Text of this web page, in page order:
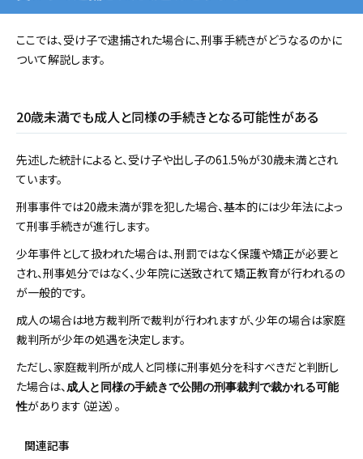
ここでは、受け子で逮捕された場合に、刑事手続きがどうなるのかに
ついて解説します。
20歳未満でも成人と同様の手続きとなる可能性がある
先述した統計によると、受け子や出し子の61.5%が30歳未満とされ
ています。
刑事事件では20歳未満が罪を犯した場合、基本的には少年法によっ
て刑事手続きが進行します。
少年事件として扱われた場合は、刑罰ではなく保護や矯正が必要と
され、刑事処分ではなく、少年院に送致されて矯正教育が行われるの
が一般的です。
成人の場合は地方裁判所で裁判が行われますが、少年の場合は家庭
裁判所が少年の処遇を決定します。
ただし、家庭裁判所が成人と同様に刑事処分を科すべきだと判断し
た場合は、 成人と同様の手続きで公開の刑事裁判で裁かれる可能
性があります（逆送）。
関連記事